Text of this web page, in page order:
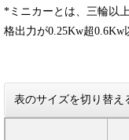
*ミニカーとは、三輪以
格出力が0.25Kw超0.6Kw
表のサイズを切り替え